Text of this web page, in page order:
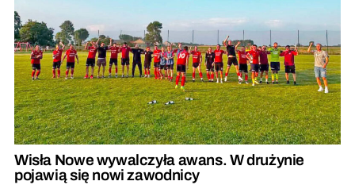
Wisła Nowe wywalczyła awans. W drużynie
pojawią się nowi zawodnicy